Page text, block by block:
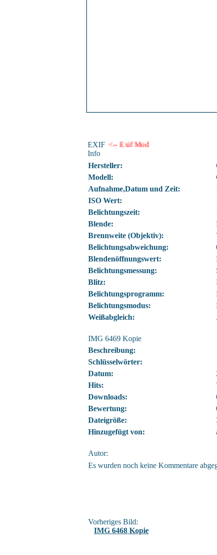
EXIF
Info
<-- Exif Mod
Hersteller:
Modell:
Aufnahme,Datum und Zeit:
ISO Wert:
Belichtungszeit:
Blende:
Brennweite (Objektiv):
Belichtungsabweichung:
Blendenöffnungswert:
Belichtungsmessung:
Blitz:
Belichtungsprogramm:
Belichtungsmodus:
Weißabgleich:
IMG 6469 Kopie
Beschreibung:
Schlüsselwörter:
Datum:
Hits:
Downloads:
Bewertung:
Dateigröße:
Hinzugefügt von:
Autor:
Es wurden noch keine Kommentare
Vorheriges Bild:
IMG 6468 Kopie